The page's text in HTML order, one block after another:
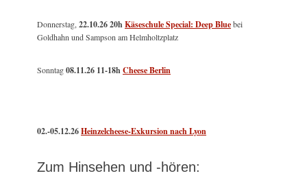
Donnerstag,22.10.26 20hKäseschule Special: Deep Bluebei
Goldhahn und Sampson am Helmholtzplatz
Sonntag08.11.26 11-18hCheese Berlin
02.-05.12.26Heinzelcheese-Exkursion nach Lyon
Zum Hinsehen und -hören: